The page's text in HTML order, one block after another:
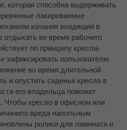
которая способна выдерживать
лакированные
качания входящий в
отдыхать во время рабочего
по принципу кресла-
зафиксировать пользователю
во время длительной
и опустить сиденье кресла в
его владельца поможет
Чтобы кресло в офисном или
вреда напольным
ролики для ламината и